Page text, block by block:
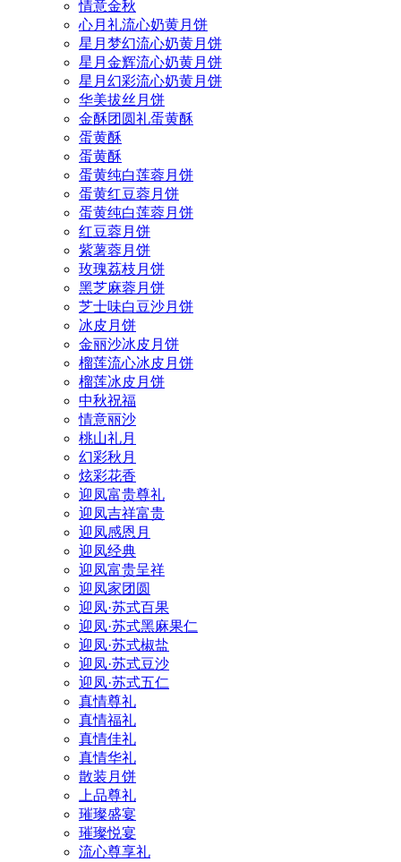
情意金秋
心月礼流心奶黄月饼
星月梦幻流心奶黄月饼
星月金辉流心奶黄月饼
星月幻彩流心奶黄月饼
华美拔丝月饼
金酥团圆礼蛋黄酥
蛋黄酥
蛋黄酥
蛋黄纯白莲蓉月饼
蛋黄红豆蓉月饼
蛋黄纯白莲蓉月饼
红豆蓉月饼
紫薯蓉月饼
玫瑰荔枝月饼
黑芝麻蓉月饼
芝士味白豆沙月饼
冰皮月饼
金丽沙冰皮月饼
榴莲流心冰皮月饼
榴莲冰皮月饼
中秋祝福
情意丽沙
桃山礼月
幻彩秋月
炫彩花香
迎凤富贵尊礼
迎凤吉祥富贵
迎凤感恩月
迎凤经典
迎凤富贵呈祥
迎凤家团圆
迎凤·苏式百果
迎凤·苏式黑麻果仁
迎凤·苏式椒盐
迎凤·苏式豆沙
迎凤·苏式五仁
真情尊礼
真情福礼
真情佳礼
真情华礼
散装月饼
上品尊礼
璀璨盛宴
璀璨悦宴
流心尊享礼